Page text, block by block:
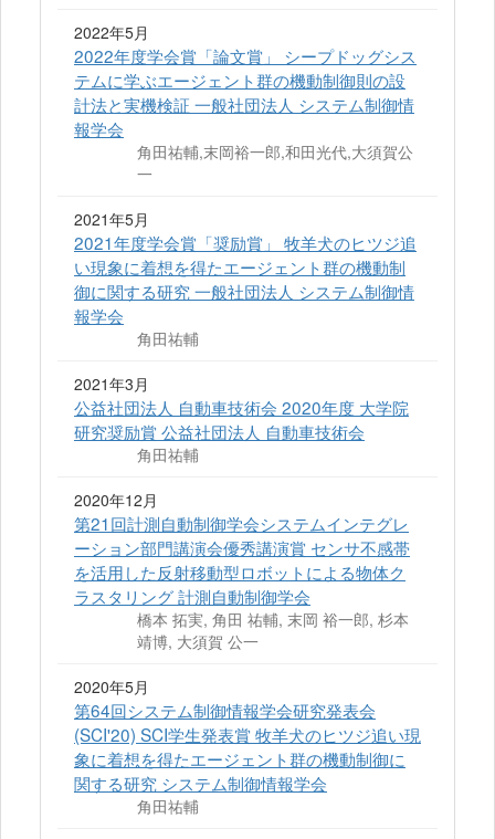
2022年5月
2022年度学会賞「論文賞」 シープドッグシス
テムに学ぶエージェント群の機動制御則の設
計法と実機検証 一般社団法人 システム制御情
報学会
角田祐輔,末岡裕一郎,和田光代,大須賀公
一
2021年5月
2021年度学会賞「奨励賞」 牧羊犬のヒツジ追
い現象に着想を得たエージェント群の機動制
御に関する研究 一般社団法人 システム制御情
報学会
角田祐輔
2021年3月
公益社団法人 自動車技術会 2020年度 大学院
研究奨励賞 公益社団法人 自動車技術会
角田祐輔
2020年12月
第21回計測自動制御学会システムインテグレ
ーション部門講演会優秀講演賞 センサ不感帯
を活用した反射移動型ロボットによる物体ク
ラスタリング 計測自動制御学会
橋本 拓実, 角田 祐輔, 末岡 裕一郎, 杉本
靖博, 大須賀 公一
2020年5月
第64回システム制御情報学会研究発表会
(SCI'20) SCI学生発表賞 牧羊犬のヒツジ追い現
象に着想を得たエージェント群の機動制御に
関する研究 システム制御情報学会
角田祐輔